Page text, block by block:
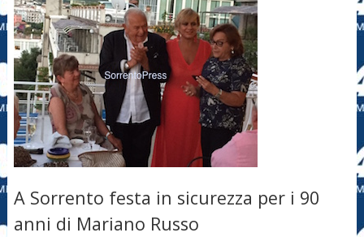
A Sorrento festa in sicurezza per i 90
anni di Mariano Russo